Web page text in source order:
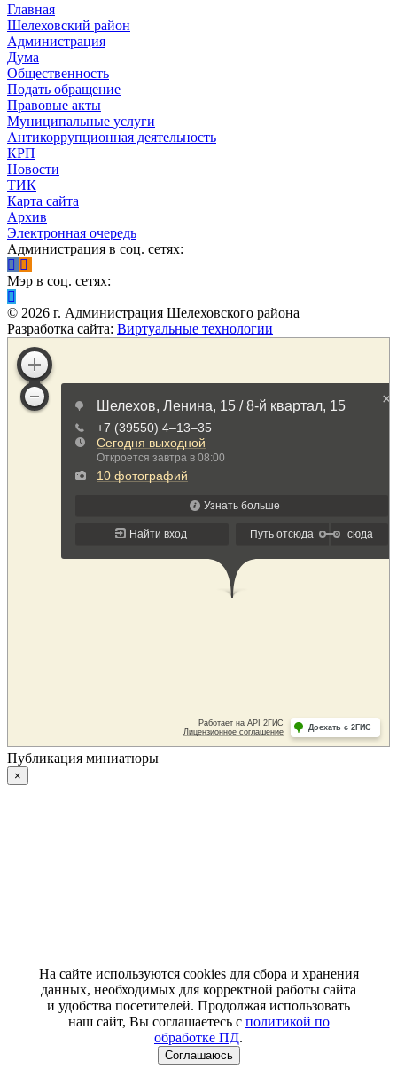
Главная
Шелеховский район
Администрация
Дума
Общественность
Подать обращение
Правовые акты
Муниципальные услуги
Антикоррупционная деятельность
КРП
Новости
ТИК
Карта сайта
Архив
Электронная очередь
Администрация в соц. сетях:
Мэр в соц. сетях:
© 2026 г. Администрация Шелеховского района
Разработка сайта: Виртуальные технологии
Публикация миниатюры
×
На сайте используются cookies для сбора и хранения
данных, необходимых для корректной работы сайта
и удобства посетителей. Продолжая использовать
наш сайт, Вы соглашаетесь с политикой по
обработке ПД.
Соглашаюсь